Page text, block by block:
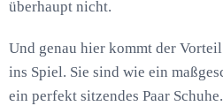
überhaupt nicht.
Und genau hier kommt der
ins Spiel. Sie sind wie ein
ein perfekt sitzendes Paar